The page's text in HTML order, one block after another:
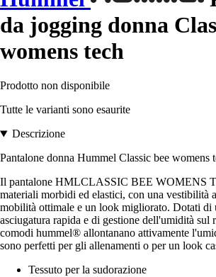
da jogging donna
womens tech
Prodotto non disponibile
Tutte le varianti sono esaurite
Descrizione
Pantalone donna Hummel Classic bee womens
Il pantalone HMLCLASSIC BEE WOMENS
materiali morbidi ed elastici, con una vestibilità
mobilità ottimale e un look migliorato. Dotati di
asciugatura rapida e di gestione dell'umidità sul
comodi hummel® allontanano attivamente
sono perfetti per gli allenamenti o per un look
Tessuto per la sudorazione